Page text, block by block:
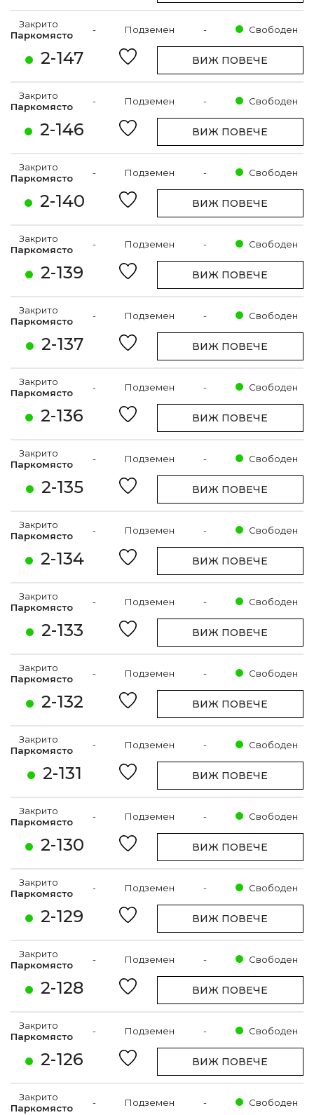
2-147
Закрито
Паркомясто
- Подземен - Свободен
ВИЖ ПОВЕЧЕ
2-146
Закрито
Паркомясто
- Подземен - Свободен
ВИЖ ПОВЕЧЕ
2-140
Закрито
Паркомясто
- Подземен - Свободен
ВИЖ ПОВЕЧЕ
2-139
Закрито
Паркомясто
- Подземен - Свободен
ВИЖ ПОВЕЧЕ
2-137
Закрито
Паркомясто
- Подземен - Свободен
ВИЖ ПОВЕЧЕ
2-136
Закрито
Паркомясто
- Подземен - Свободен
ВИЖ ПОВЕЧЕ
2-135
Закрито
Паркомясто
- Подземен - Свободен
ВИЖ ПОВЕЧЕ
2-134
Закрито
Паркомясто
- Подземен - Свободен
ВИЖ ПОВЕЧЕ
2-133
Закрито
Паркомясто
- Подземен - Свободен
ВИЖ ПОВЕЧЕ
2-132
Закрито
Паркомясто
- Подземен - Свободен
ВИЖ ПОВЕЧЕ
2-131
Закрито
Паркомясто
- Подземен - Свободен
ВИЖ ПОВЕЧЕ
2-130
Закрито
Паркомясто
- Подземен - Свободен
ВИЖ ПОВЕЧЕ
2-129
Закрито
Паркомясто
- Подземен - Свободен
ВИЖ ПОВЕЧЕ
2-128
Закрито
Паркомясто
- Подземен - Свободен
ВИЖ ПОВЕЧЕ
2-126
Закрито
Паркомясто
- Подземен - Свободен
ВИЖ ПОВЕЧЕ
Закрито
Паркомясто
- Подземен - Свободен